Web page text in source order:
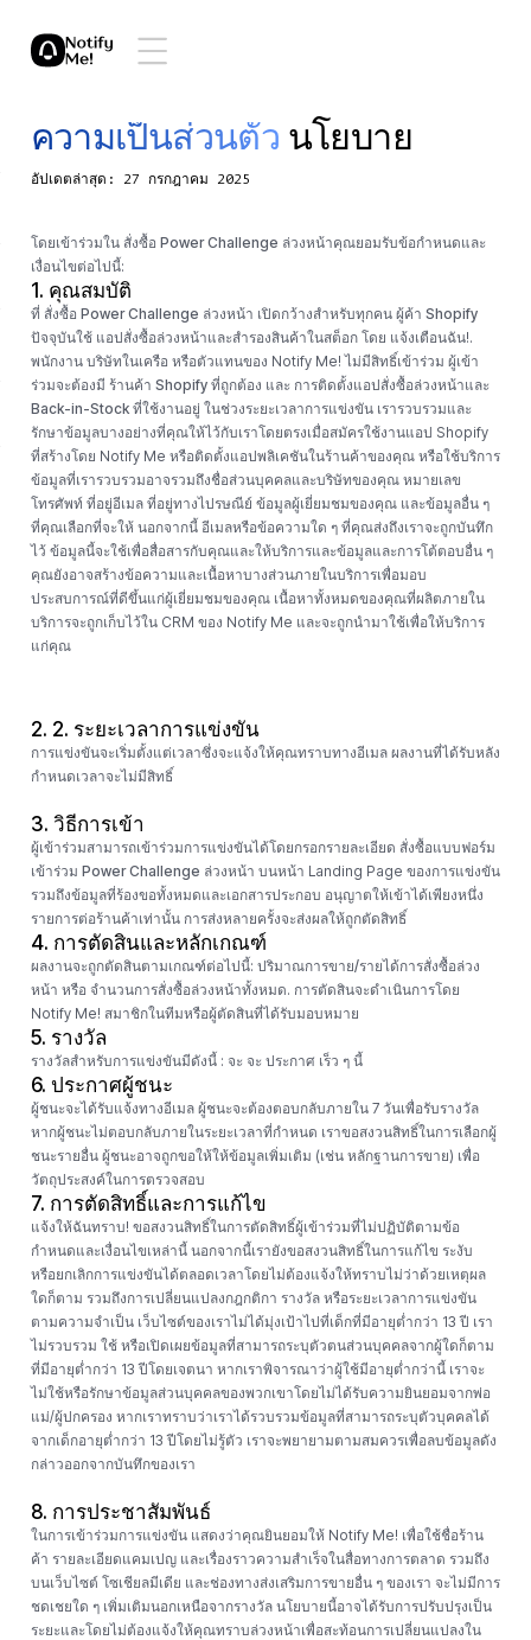
ความเป็นส่วนตัว นโยบาย
อัปเดตล่าสุด: 27 กรกฎาคม 2025
โดยเข้าร่วมใน สั่งซื้อ Power Challenge ล่วงหน้าคุณยอมรับข้อกำหนดและ
เงื่อนไขต่อไปนี้:
1. คุณสมบัติ
ที่ สั่งซื้อ Power Challenge ล่วงหน้า เปิดกว้างสำหรับทุกคน ผู้ค้า Shopify
ปัจจุบันใช้ แอปสั่งซื้อล่วงหน้าและสำรองสินค้าในสต็อกโดย แจ้งเตือนฉัน!.
พนักงาน บริษัทในเครือ หรือตัวแทนของ Notify Me! ไม่มีสิทธิ์เข้าร่วม ผู้เข้า
ร่วมจะต้องมี ร้านค้า Shopify ที่ถูกต้อง และ การติดตั้งแอปสั่งซื้อล่วงหน้าและ
Back-in-Stock ที่ใช้งานอยู่ ในช่วงระยะเวลาการแข่งขัน เรารวบรวมและ
รักษาข้อมูลบางอย่างที่คุณให้ไว้กับเราโดยตรงเมื่อสมัครใช้งานแอป Shopify
ที่สร้างโดย Notify Me หรือติดตั้งแอปพลิเคชันในร้านค้าของคุณ หรือใช้บริการ
ข้อมูลที่เรารวบรวมอาจรวมถึงชื่อส่วนบุคคลและบริษัทของคุณ หมายเลข
โทรศัพท์ ที่อยู่อีเมล ที่อยู่ทางไปรษณีย์ ข้อมูลผู้เยี่ยมชมของคุณ และข้อมูลอื่น ๆ
ที่คุณเลือกที่จะให้ นอกจากนี้ อีเมลหรือข้อความใด ๆ ที่คุณส่งถึงเราจะถูกบันทึก
ไว้ ข้อมูลนี้จะใช้เพื่อสื่อสารกับคุณและให้บริการและข้อมูลและการโต้ตอบอื่น ๆ
คุณยังอาจสร้างข้อความและเนื้อหาบางส่วนภายในบริการเพื่อมอบ
ประสบการณ์ที่ดีขึ้นแก่ผู้เยี่ยมชมของคุณ เนื้อหาทั้งหมดของคุณที่ผลิตภายใน
บริการจะถูกเก็บไว้ใน CRM ของ Notify Me และจะถูกนำมาใช้เพื่อให้บริการ
แก่คุณ
2. 2. ระยะเวลาการแข่งขัน
การแข่งขันจะเริ่มตั้งแต่เวลาซึ่งจะแจ้งให้คุณทราบทางอีเมล ผลงานที่ได้รับหลัง
กำหนดเวลาจะไม่มีสิทธิ์
3. วิธีการเข้า
ผู้เข้าร่วมสามารถเข้าร่วมการแข่งขันได้โดยกรอกรายละเอียด สั่งซื้อแบบฟอร์ม
เข้าร่วม Power Challenge ล่วงหน้า บนหน้า Landing Page ของการแข่งขัน
รวมถึงข้อมูลที่ร้องขอทั้งหมดและเอกสารประกอบ อนุญาตให้เข้าได้เพียงหนึ่ง
รายการต่อร้านค้าเท่านั้น การส่งหลายครั้งจะส่งผลให้ถูกตัดสิทธิ์
4. การตัดสินและหลักเกณฑ์
ผลงานจะถูกตัดสินตามเกณฑ์ต่อไปนี้: ปริมาณการขาย/รายได้การสั่งซื้อล่วง
หน้า หรือ จำนวนการสั่งซื้อล่วงหน้าทั้งหมด. การตัดสินจะดำเนินการโดย
Notify Me! สมาชิกในทีมหรือผู้ตัดสินที่ได้รับมอบหมาย
5. รางวัล
รางวัลสำหรับการแข่งขันมีดังนี้ : จะ จะ ประกาศ เร็ว ๆ นี้
6. ประกาศผู้ชนะ
ผู้ชนะจะได้รับแจ้งทางอีเมล ผู้ชนะจะต้องตอบกลับภายใน 7 วันเพื่อรับรางวัล
หากผู้ชนะไม่ตอบกลับภายในระยะเวลาที่กำหนด เราขอสงวนสิทธิ์ในการเลือกผู้
ชนะรายอื่น ผู้ชนะอาจถูกขอให้ให้ข้อมูลเพิ่มเติม (เช่น หลักฐานการขาย) เพื่อ
วัตถุประสงค์ในการตรวจสอบ
7. การตัดสิทธิ์และการแก้ไข
แจ้งให้ฉันทราบ! ขอสงวนสิทธิ์ในการตัดสิทธิ์ผู้เข้าร่วมที่ไม่ปฏิบัติตามข้อ
กำหนดและเงื่อนไขเหล่านี้ นอกจากนี้เรายังขอสงวนสิทธิ์ในการแก้ไข ระงับ
หรือยกเลิกการแข่งขันได้ตลอดเวลาโดยไม่ต้องแจ้งให้ทราบไม่ว่าด้วยเหตุผล
ใดก็ตาม รวมถึงการเปลี่ยนแปลงกฎกติกา รางวัล หรือระยะเวลาการแข่งขัน
ตามความจำเป็น เว็บไซต์ของเราไม่ได้มุ่งเป้าไปที่เด็กที่มีอายุต่ำกว่า 13 ปี เรา
ไม่รวบรวม ใช้ หรือเปิดเผยข้อมูลที่สามารถระบุตัวตนส่วนบุคคลจากผู้ใดก็ตาม
ที่มีอายุต่ำกว่า 13 ปีโดยเจตนา หากเราพิจารณาว่าผู้ใช้มีอายุต่ำกว่านี้ เราจะ
ไม่ใช้หรือรักษาข้อมูลส่วนบุคคลของพวกเขาโดยไม่ได้รับความยินยอมจากพ่อ
แม่/ผู้ปกครอง หากเราทราบว่าเราได้รวบรวมข้อมูลที่สามารถระบุตัวบุคคลได้
จากเด็กอายุต่ำกว่า 13 ปีโดยไม่รู้ตัว เราจะพยายามตามสมควรเพื่อลบข้อมูลดัง
กล่าวออกจากบันทึกของเรา
8. การประชาสัมพันธ์
ในการเข้าร่วมการแข่งขัน แสดงว่าคุณยินยอมให้ Notify Me! เพื่อใช้ชื่อร้าน
ค้า รายละเอียดแคมเปญ และเรื่องราวความสำเร็จในสื่อทางการตลาด รวมถึง
บนเว็บไซต์ โซเชียลมีเดีย และช่องทางส่งเสริมการขายอื่น ๆ ของเรา จะไม่มีการ
ชดเชยใด ๆ เพิ่มเติมนอกเหนือจากรางวัล นโยบายนี้อาจได้รับการปรับปรุงเป็น
ระยะและโดยไม่ต้องแจ้งให้คุณทราบล่วงหน้าเพื่อสะท้อนการเปลี่ยนแปลงใน